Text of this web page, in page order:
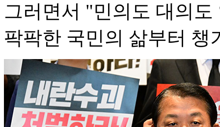
그러면서 "민의도 대의
팍팍한 국민의 삶부터